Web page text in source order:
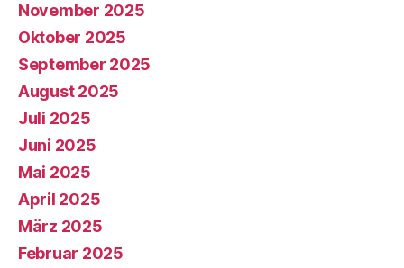
November 2025
Oktober 2025
September 2025
August 2025
Juli 2025
Juni 2025
Mai 2025
April 2025
März 2025
Februar 2025